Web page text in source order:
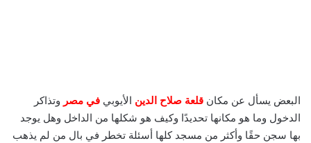
البعض يسأل عن مكان قلعة صلاح الدين الأيوبي في مصر وتذاكر
الدخول وما هو مكانها تحديدًا وكيف هو شكلها من الداخل وهل يوجد
بها سجن حقًا وأكثر من مسجد كلها أسئلة تخطر في بال من لم يذهب